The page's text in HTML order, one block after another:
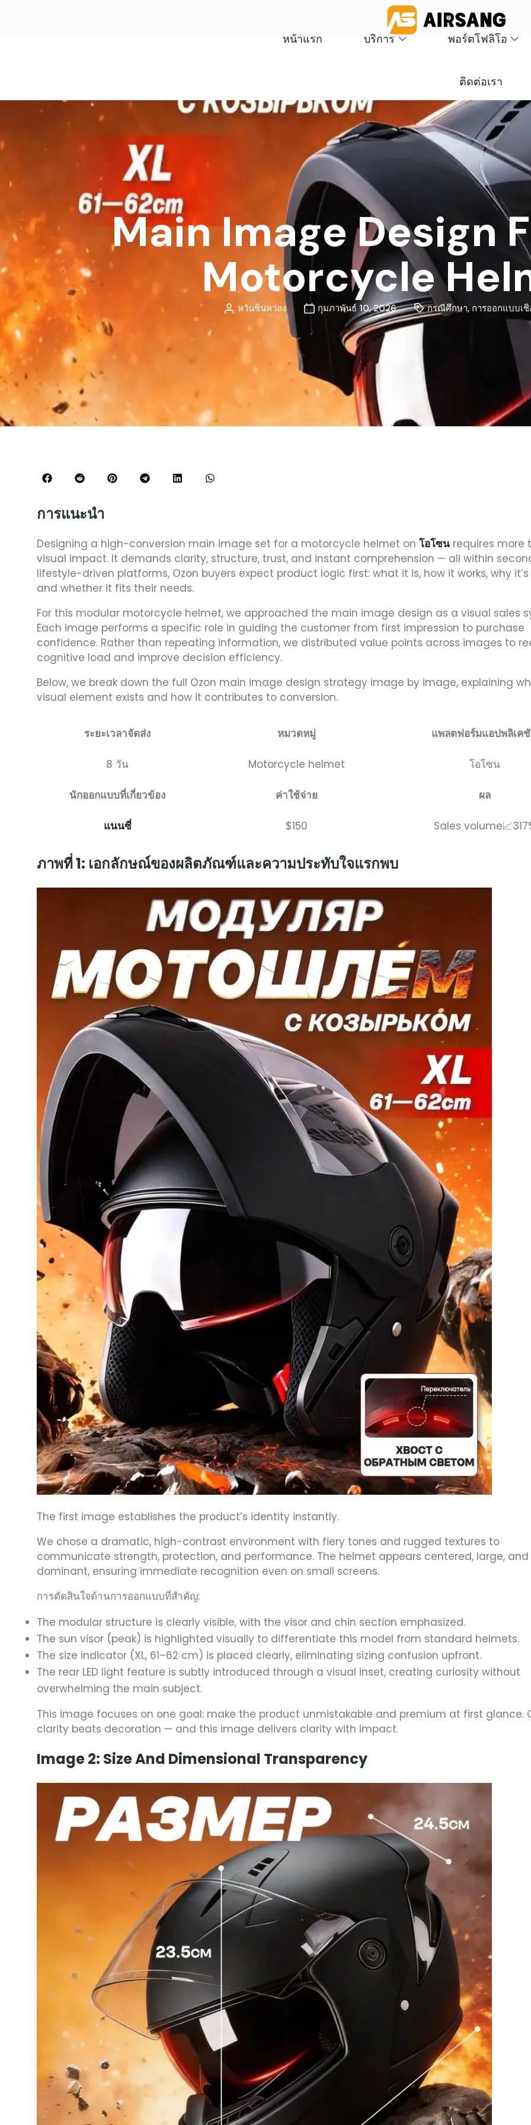
หน้าแรก บริการ พอร์ตโฟลิโอ
ติดต่อเรา
Main Image Design
Motorcycle
หวันซินหว่อง กุมภาพันธ์ 10, 2026 กรณีศึกษา, การออกแบบเชิ
การแนะนำ
Designing a high-conversion main image set for a motorcycle helmet on โอโซน requires more
visual impact. It demands clarity, structure, trust, and instant comprehension — all within
lifestyle-driven platforms, Ozon buyers expect product logic first: what it is, how it works, why
and whether it fits their needs.
For this modular motorcycle helmet, we approached the main image design as a visual sales
Each image performs a specific role in guiding the customer from first impression to purchase
confidence. Rather than repeating information, we distributed value points across images to
cognitive load and improve decision efficiency.
Below, we break down the full Ozon main image design strategy image by image, explaining
visual element exists and how it contributes to conversion.
ระยะเวลาจัดส่ง หมวดหมู่ แพลตฟอร์มแอปพลิเค
8 วัน Motorcycle helmet โอโซน
นักออกแบบที่เกี่ยวข้อง ค่าใช้จ่าย ผล
แนนซี่ $150 Sales
ภาพที่ 1: เอกลักษณ์ของผลิตภัณฑ์และความประทับใจแรกพบ
The first image establishes the product’s identity instantly.
We chose a dramatic, high-contrast environment with fiery tones and rugged textures to
communicate strength, protection, and performance. The helmet appears centered, large, and
dominant, ensuring immediate recognition even on small screens.
การตัดสินใจด้านการออกแบบที่สำคัญ:
The modular structure is clearly visible, with the visor and chin section emphasized.
The sun visor (peak) is highlighted visually to differentiate this model from standard helmets.
The size indicator (XL, 61–62 cm) is placed clearly, eliminating sizing confusion upfront.
The rear LED light feature is subtly introduced through a visual inset, creating curiosity without
overwhelming the main subject.
This image focuses on one goal: make the product unmistakable and premium at first glance.
clarity beats decoration — and this image delivers clarity with impact.
Image 2: Size And Dimensional Transparency